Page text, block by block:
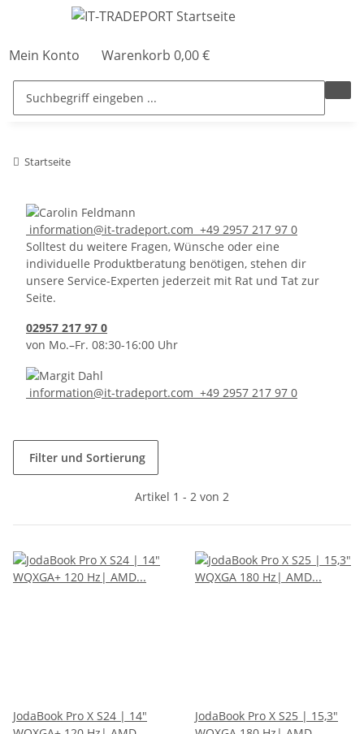
Mein Konto Warenkorb 0,00 €
Startseite
information@it-tradeport.com +49 2957 217 97 0
Solltest du weitere Fragen, Wünsche oder eine
individuelle Produktberatung benötigen, stehen dir
unsere Service-Experten jederzeit mit Rat und Tat zur
Seite.
02957 217 97 0
von Mo.–Fr. 08:30-16:00 Uhr
information@it-tradeport.com +49 2957 217 97 0
Filter und Sortierung
Artikel 1 - 2 von 2
JodaBook Pro X S24 | 14"
JodaBook Pro X S25 | 15,3"